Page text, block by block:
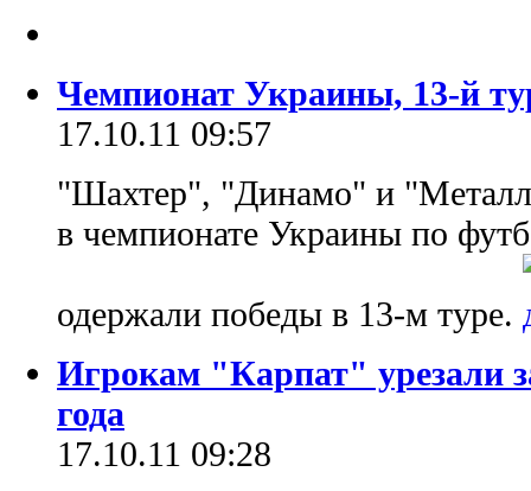
Чемпионат Украины, 13-й
17.10.11 09:57
"Шахтер", "Динамо" и
в чемпионате Украины по
одержали победы в 13-м туре.
Игрокам "Карпат" урезали
года
17.10.11 09:28